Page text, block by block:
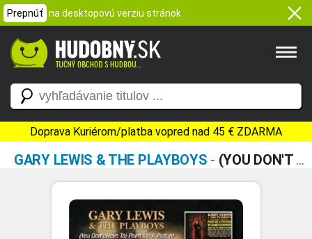
Prepnúť na desktopovú verziu stránok
Doprava Kuriérom/platba vopred nad 45 € ZDARMA
GARY LEWIS & THE PLAYBOYS - (YOU DON'T HAVE TO) PAINT ME A PICTURE / NEW DIRECTIONS / NOW!